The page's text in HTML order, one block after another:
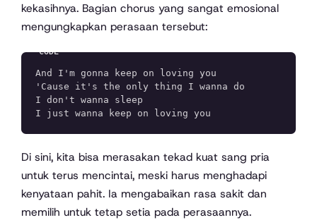
kekasihnya. Bagian chorus yang sangat emosional
mengungkapkan perasaan tersebut:
And I'm gonna keep on loving you
'Cause it's the only thing I wanna do
I don't wanna sleep
I just wanna keep on loving you
Di sini, kita bisa merasakan tekad kuat sang pria
untuk terus mencintai, meski harus menghadapi
kenyataan pahit. Ia mengabaikan rasa sakit dan
memilih untuk tetap setia pada perasaannya.